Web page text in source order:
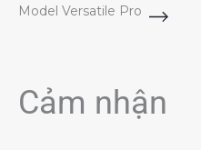
Model Versatile Pro
Cảm nhận